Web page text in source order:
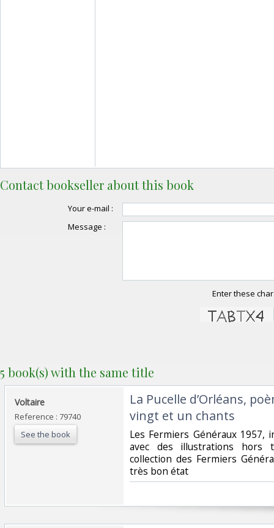
Contact bookseller about this book
Your e-mail :
Message :
Enter these
5 book(s) with the same title
‎Voltaire‎
Reference : 79740
See the book
‎La Pucelle d’Orléans,
vingt et un chants‎
‎Les Fermiers Généraux
avec des illustrations hors
collection des Fermiers
très bon état‎